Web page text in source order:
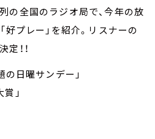
の全国のラジオ局で、今年の放
好プレー」を紹介。リスナーの
！！
日曜サンデー」
」